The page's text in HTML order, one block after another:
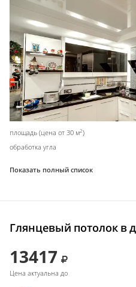
площадь (цена от 30 м2)
обработка угла
Показать полный список
Глянцевый потолок в
13417
Цена актуальна до